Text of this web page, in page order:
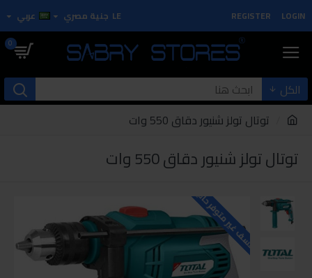
LOGIN
REGISTER
LE جنية مصري عربي
0
الكل
توتال تولز شنيور دقاق 550 وات
توتال تولز شنيور دقاق 550 وات
للاسف غير متوفر حاليا